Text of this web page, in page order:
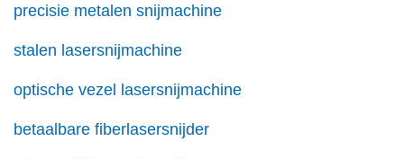
precisie metalen snijmachine
stalen lasersnijmachine
optische vezel lasersnijmachine
betaalbare fiberlasersnijder